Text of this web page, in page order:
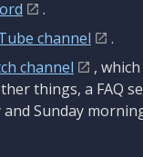
.
channel
.
channel
,
things, a FAQ
and Sunday